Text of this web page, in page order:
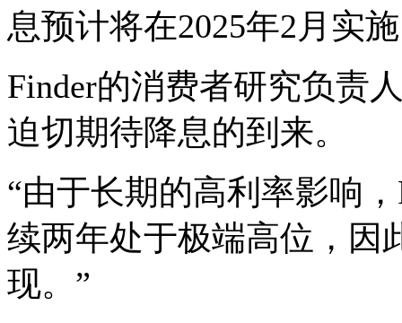
息预计将在2025年2 月实
Finder的消费者研究负责
迫切期待降息的到来。
“由于长期的高利率影响，
续两年处于极端高位，因
现。”